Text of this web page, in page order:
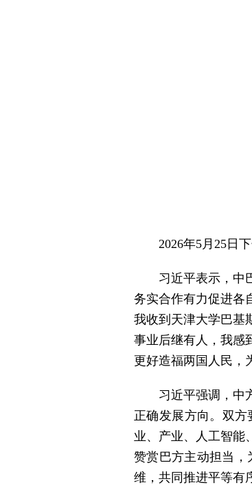
2026年5月25日
习近平表示，中
务实合作有力促进各
我收到天津大学巴基
事业后继有人，我感
更好造福两国人民，
习近平强调，中
正确发展方向。双
业、产业、人工智能
赞赏巴方主动担当
维，共同推进平等有